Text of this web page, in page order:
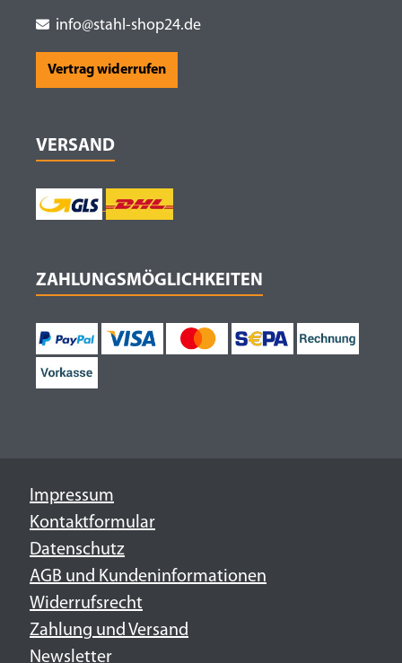
info@stahl-shop24.de
Vertrag widerrufen
VERSAND
ZAHLUNGSMÖGLICHKEITEN
Impressum
Kontaktformular
Datenschutz
AGB und Kundeninformationen
Widerrufsrecht
Zahlung und Versand
Newsletter